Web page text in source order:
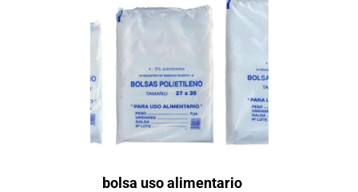
bolsa uso alimentario